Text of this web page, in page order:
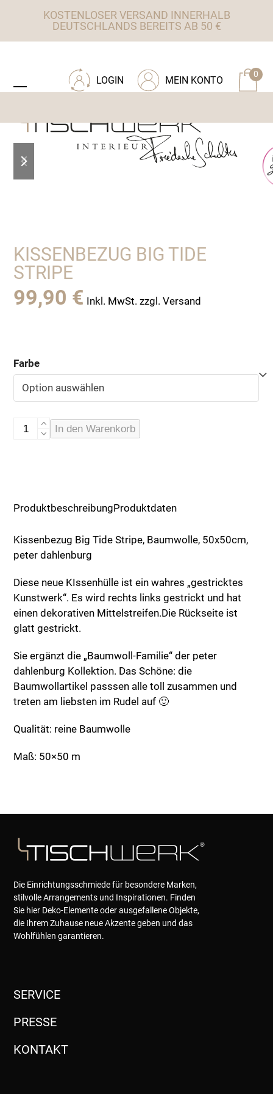
KOSTENLOSER VERSAND INNERHALB
DEUTSCHLANDS BEREITS AB 50 €
0
MEIN KONTO
LOGIN
mobile
menu
mobile
menu
slide
slide
KISSENBEZUG BIG TIDE
STRIPE
99,90 € Inkl. MwSt. zzgl. Versand
Farbe
KissenbezugIn den Warenkorb
ProduktbeschreibungProduktdaten
Kissenbezug Big Tide Stripe, Baumwolle, 50x50cm,
peter dahlenburg
Diese neue KIssenhülle ist ein wahres „gestricktes
Kunstwerk“. Es wird rechts links gestrickt und hat
einen dekorativen Mittelstreifen.Die Rückseite ist
glatt gestrickt.
Sie ergänzt die „Baumwoll-Familie“ der peter
dahlenburg Kollektion. Das Schöne: die
Baumwollartikel passsen alle toll zusammen und
treten am liebsten im Rudel auf 🙂
Qualität: reine Baumwolle
Maß: 50×50 m
Die Einrichtungsschmiede für besondere Marken,
stilvolle Arrangements und Inspirationen. Finden
Sie hier Deko-Elemente oder ausgefallene Objekte,
die Ihrem Zuhause neue Akzente geben und das
Wohlfühlen garantieren.
SERVICE
PRESSE
KONTAKT